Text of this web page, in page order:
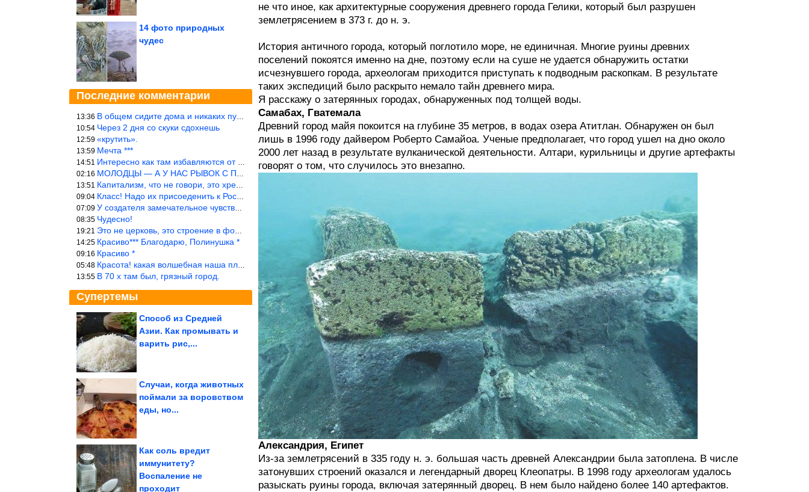
14 фото природных
чудес
Последние комментарии
13:36 В общем сидите дома и никаких путешествий А самая грязная в от
10:54 Через 2 дня со скуки сдохнешь
12:59 «крутить».
13:59 Мечта ***
14:51 Интересно как там избавляются от физиологических и прочих отходо
02:16 МОЛОДЦЫ — А У НАС РЫВОК С ПРОРЫВОМ В ТРУБУ
13:51 Капитализм, что не говори, это хреново (((
09:04 Класс! Надо их присоеденить к России!
07:09 У создателя замечательное чувство юмора! ))
08:35 Чудесно!
19:21 Это не церковь, это строение в форме церкви.
14:25 Красиво*** Благодарю, Полинушка *
09:16 Красиво *
05:48 Красота! какая волшебная наша планета!… еще-бы, мы понимали это…
13:55 В 70 х там был, грязный город.
Супертемы
Почему дача у водоема
вариант
Способ из Средней
Азии. Как промывать и
варить рис,...
Простая шакшука,
Случаи, когда животных
поймали за воровством
еды, но...
Как соль вредит
иммунитету?
Воспаление не
проходит
не что иное, как архитектурные сооружения древнего города Гелики, который был разрушен
землетрясением в 373 г. до н. э.
История античного города, который поглотило море, не единичная. Многие руины древних
поселений покоятся именно на дне, поэтому если на суше не удается обнаружить остатки
исчезнувшего города, археологам приходится приступать к подводным раскопкам. В результате
таких экспедиций было раскрыто немало тайн древнего мира.
Я расскажу о затерянных городах, обнаруженных под толщей воды.
Самабах, Гватемала
Древний город майя покоится на глубине 35 метров, в водах озера Атитлан. Обнаружен он был
лишь в 1996 году дайвером Роберто Самайоа. Ученые предполагает, что город ушел на дно около
2000 лет назад в результате вулканической деятельности. Алтари, курильницы и другие артефакты
говорят о том, что случилось это внезапно.
Александрия, Египет
Из-за землетрясений в 335 году н. э. большая часть древней Александрии была затоплена. В числе
затонувших строений оказался и легендарный дворец Клеопатры. В 1998 году археологам удалось
разыскать руины города, включая затерянный дворец. В нем было найдено более 140 артефактов.